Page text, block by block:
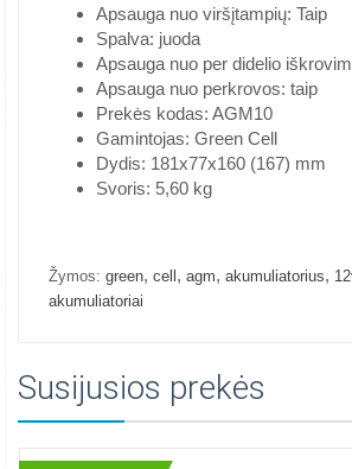
Apsauga nuo viršįtampių: Taip
Spalva: juoda
Apsauga nuo per didelio
Apsauga nuo perkrovos: taip
Prekės kodas: AGM10
Gamintojas: Green Cell
Dydis: 181x77x160 (167) mm
Svoris: 5,60 kg
Žymos: green, cell , agm, akumuliatorius,
akumuliatoriai
Susijusios prekės